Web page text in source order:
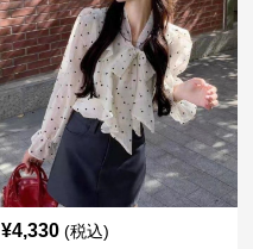
¥4,330 (税込)